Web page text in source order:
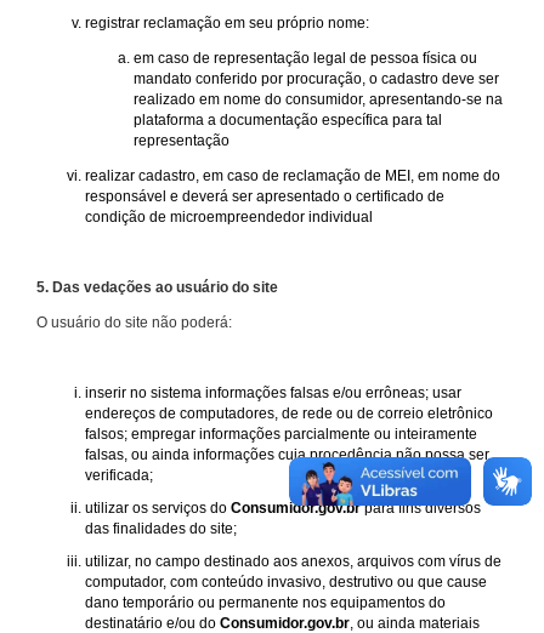
registrar reclamação em seu próprio nome:
em caso de representação legal de pessoa física ou
mandato conferido por procuração, o cadastro deve ser
realizado em nome do consumidor, apresentando-se na
plataforma a documentação específica para tal
representação
realizar cadastro, em caso de reclamação de MEI, em nome do
responsável e deverá ser apresentado o certificado de
condição de microempreendedor individual
5. Das vedações ao usuário do site
O usuário do site não poderá:
inserir no sistema informações falsas e/ou errôneas; usar
endereços de computadores, de rede ou de correio eletrônico
falsos; empregar informações parcialmente ou inteiramente
falsas, ou ainda informações cuja procedência não possa ser
verificada;
utilizar os serviços do Consumidor.gov.brpara fins diversos
das finalidades do site;
utilizar, no campo destinado aos anexos, arquivos com vírus de
computador, com conteúdo invasivo, destrutivo ou que cause
dano temporário ou permanente nos equipamentos do
destinatário e/ou do Consumidor.gov.br , ou ainda materiais